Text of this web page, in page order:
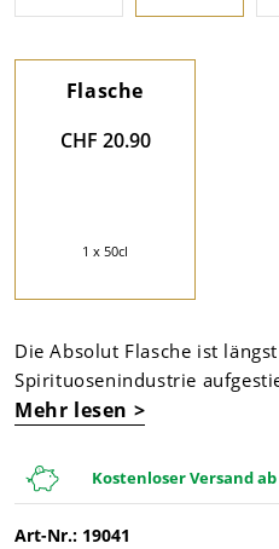
Flasche
CHF 20.90
1 x 50cl
Die Absolut Flasche ist
Spirituosenindustrie
Mehr lesen >
Kostenloser Versand ab
Art-Nr.: 19041